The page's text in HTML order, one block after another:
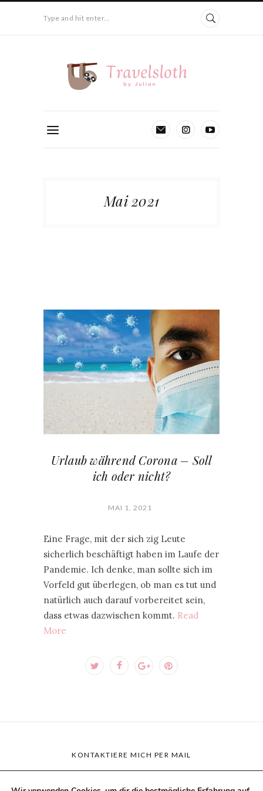
Type and hit enter...
Mai 2021
Urlaub während Corona – Soll
ich oder nicht?
MAI 1, 2021
Eine Frage, mit der sich zig Leute
sicherlich beschäftigt haben im Laufe der
Pandemie. Ich denke, man sollte sich im
Vorfeld gut überlegen, ob man es tut und
natürlich auch darauf vorbereitet sein,
dass etwas dazwischen kommt. Read
More
KONTAKTIERE MICH PER MAIL